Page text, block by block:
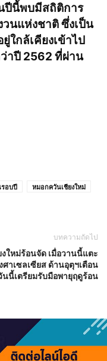
ปีนี้พบมีสถิติการ
นแห่งชาติ ซึ่งเป็น
ใกล้เคียงเข้าไป
าปี 2562 ที่ผ่าน
อบปี
หมอกควันเชียงใหม่
บทความถัดไป
งใหม่ร้อนจัด เมื่อวานนี้แตะ
ศาเซลเซียส ด้านอุตุฯเตือน
นนี้เตรียมรับมือพายุฤดูร้อน